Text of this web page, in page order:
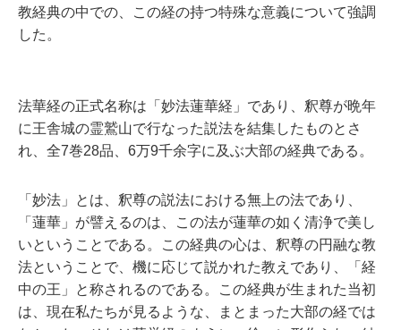
教経典の中での、この経の持つ特殊な意義について強調
した。
法華経の正式名称は「妙法蓮華経」であり、釈尊が晩年
に王舎城の霊鷲山で行なった説法を結集したものとさ
れ、全7巻28品、6万9千余字に及ぶ大部の経典である。
「妙法」とは、釈尊の説法における無上の法であり、
「蓮華」が譬えるのは、この法が蓮華の如く清浄で美し
いということである。この経典の心は、釈尊の円融な教
法ということで、機に応じて説かれた教えであり、「経
中の王」と称されるのである。この経典が生まれた当初
は、現在私たちが見るような、まとまった大部の経では